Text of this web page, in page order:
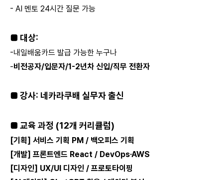
- AI 멘토 24시간 질문 가능
■ 대상:
-내일배움카드 발급 가능한 누구나
-비전공자/입문자/1-2년차 신입/직무 전환자
■ 강사: 네카라쿠배 실무자 출신
■ 교육 과정 (12개 커리큘럼)
[기획] 서비스 기획 PM / 백오피스 기획
[개발] 프론트엔드 React / DevOps·AWS
[디자인] UX/UI 디자인 / 프로토타이핑